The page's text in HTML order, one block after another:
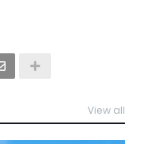
View all